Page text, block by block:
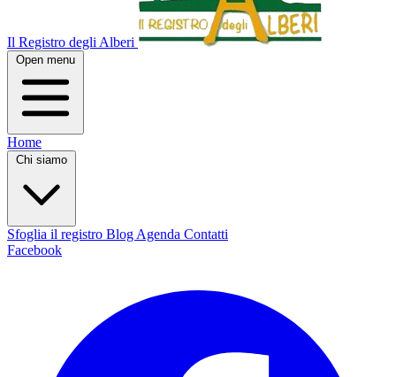
Il Registro degli Alberi
Open menu
Home
Chi siamo
Sfoglia il registro Blog Agenda Contatti
Facebook